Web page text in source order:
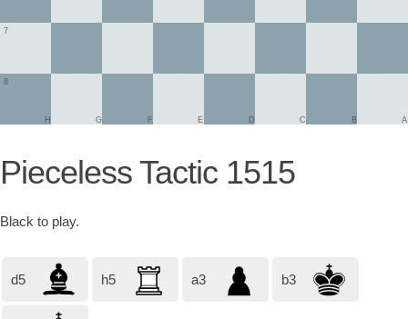
7
8
A
B
C
D
E
F
G
H
Pieceless Tactic 1515
Black to play.
d5 h5 a3 b3